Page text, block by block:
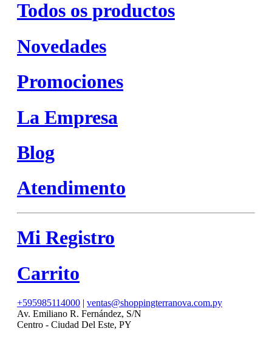
Todos os productos
Novedades
Promociones
La Empresa
Blog
Atendimento
Mi Registro
Carrito
+595985114000 | ventas@shoppingterranova.com.py
Av. Emiliano R. Fernández, S/N
Centro - Ciudad Del Este, PY